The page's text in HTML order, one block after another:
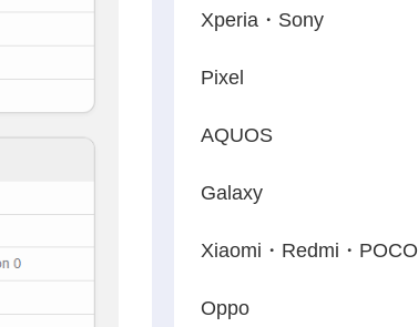
Xperia・Sony
Pixel
AQUOS
Galaxy
Xiaomi・Redmi・POCO
Oppo